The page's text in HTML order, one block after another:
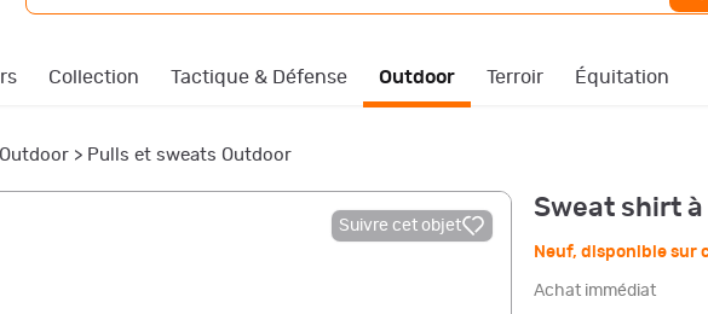
Collection Tactique & Défense Outdoor Terroir Équitation
> Pulls et sweats Outdoor
Suivre cet objet
Sweat shirt
Neuf, disponible sur
Achat immédiat